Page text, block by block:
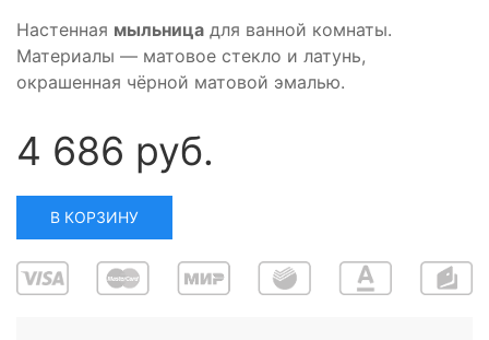
Настенная мыльница для ванной комнаты.
Материалы — матовое стекло и латунь,
окрашенная чёрной матовой эмалью.
4 686 руб.
В КОРЗИНУ